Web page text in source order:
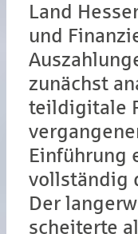
Land
und
zunächst
teildigitale
Einführung
vollständig
Der
scheiterte